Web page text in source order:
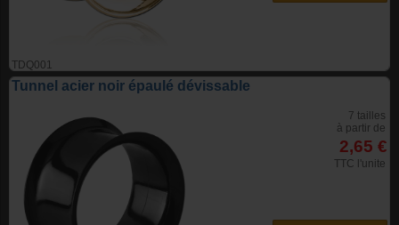
TDQ001
Tunnel acier noir épaulé dévissable
7 tailles
à partir de
2,65 €
TTC l'unite